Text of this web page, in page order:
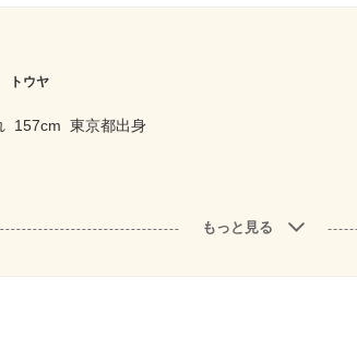
トウヤ
157cm 東京都出身
もっと見る